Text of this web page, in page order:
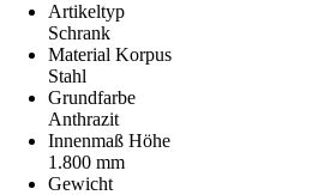
Artikeltyp
Schrank
Material Korpus
Stahl
Grundfarbe
Anthrazit
Innenmaß Höhe
1.800 mm
Gewicht